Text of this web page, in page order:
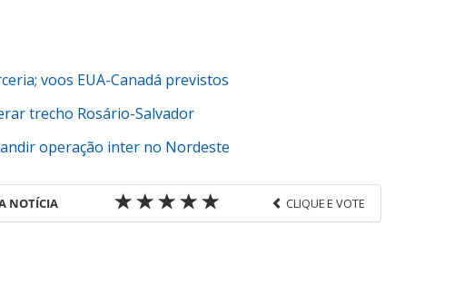
voos EUA-Canadá previstos
trecho Rosário-Salvador
operação inter no Nordeste
NOTÍCIA CLIQUE E VOTE
corporativas/aviacao/2017/12/avianca-latam-e-